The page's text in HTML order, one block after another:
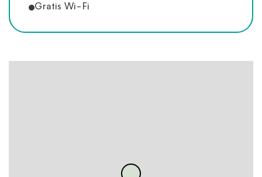
Gratis Wi-Fi